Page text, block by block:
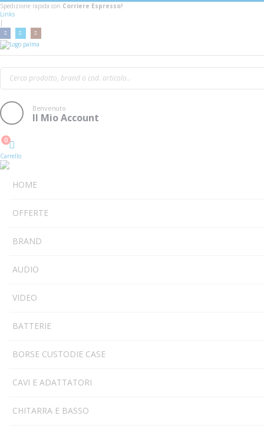
Spedizione rapida con Corriere Espresso!
Links
|
Benvenuto
Il Mio Account
Cart
0
Carrello
HOME
OFFERTE
BRAND
AUDIO
VIDEO
BATTERIE
BORSE CUSTODIE CASE
CAVI E ADATTATORI
CHITARRA E BASSO